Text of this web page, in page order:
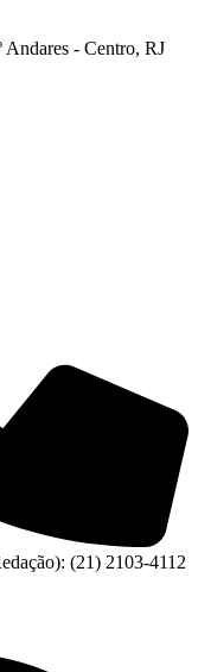
Andares - Centro, RJ
(21) 2103-4112